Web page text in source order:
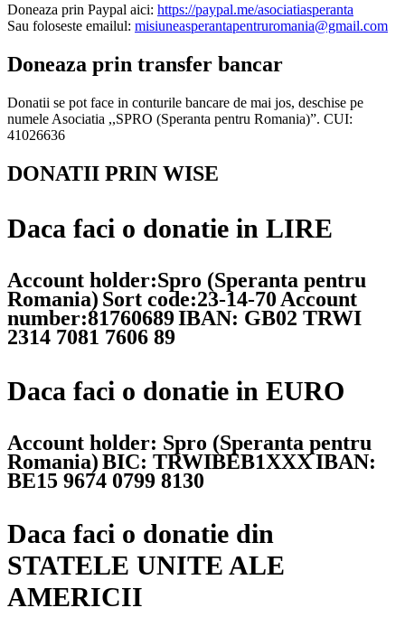
Doneaza prin Paypal aici: https://paypal.me/asociatiasperanta
Sau foloseste emailul: misiuneasperantapentruromania@gmail.com
Doneaza prin transfer bancar
Donatii se pot face in conturile bancare de mai jos, deschise pe
numele Asociatia ,,SPRO (Speranta pentru Romania)”. CUI:
41026636
DONATII PRIN WISE
Daca faci o donatie in LIRE
Account holder:Spro (Speranta pentru
Romania) Sort code:23-14-70Account
number:81760689IBAN: GB02 TRWI
2314 7081 7606 89
Daca faci o donatie in EURO
Account holder: Spro (Speranta pentru
Romania)BIC: TRWIBEB1XXXIBAN:
BE15 9674 0799 8130
Daca faci o donatie din
STATELE UNITE ALE
AMERICII